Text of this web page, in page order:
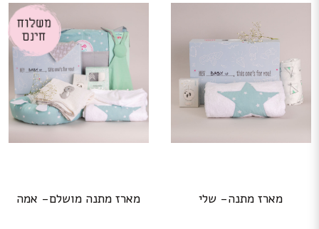
מארז מתנה- שלי מארז מתנה מושלם- אמה